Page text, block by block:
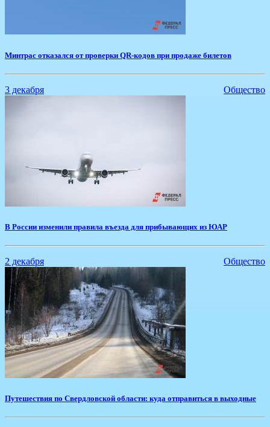
​Минтрас отказался от проверки QR-кодов при продаже билетов
3 декабря Общество
​В России изменили правила въезда для прибывающих из ЮАР
2 декабря Общество
​Путешествия по Свердловской области: куда отправиться в выходные